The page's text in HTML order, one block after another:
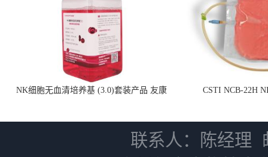
NK细胞无血清培养基 (3.0)套装产品 友康
CSTI NCB-22H
联系人：陈经理